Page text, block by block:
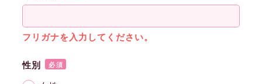
フリガナを入力してください。
性別 必須